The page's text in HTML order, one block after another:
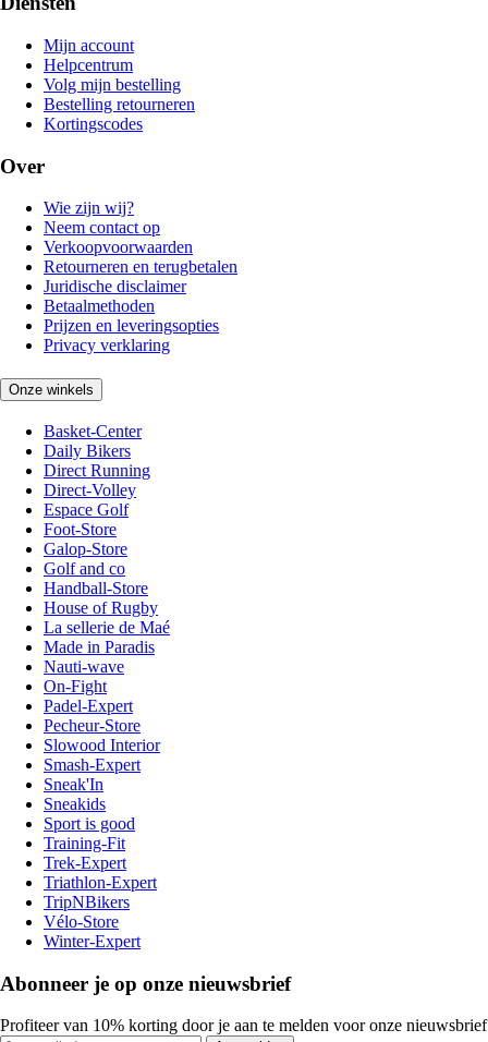
Mijn account
Helpcentrum
Volg mijn bestelling
Bestelling retourneren
Kortingscodes
Over
Wie zijn wij?
Neem contact op
Verkoopvoorwaarden
Retourneren en terugbetalen
Juridische disclaimer
Betaalmethoden
Prijzen en leveringsopties
Privacy verklaring
Onze winkels
Basket-Center
Daily Bikers
Direct Running
Direct-Volley
Espace Golf
Foot-Store
Galop-Store
Golf and co
Handball-Store
House of Rugby
La sellerie de Maé
Made in Paradis
Nauti-wave
On-Fight
Padel-Expert
Pecheur-Store
Slowood Interior
Smash-Expert
Sneak'In
Sneakids
Sport is good
Training-Fit
Trek-Expert
Triathlon-Expert
TripNBikers
Vélo-Store
Winter-Expert
Abonneer je op onze nieuwsbrief
Profiteer van 10% korting door je aan te melden voor onze nieuwsbrief